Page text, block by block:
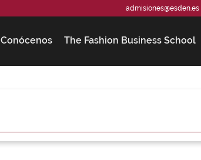
admisiones@esden.es|
Conócenos The Fashion Business School